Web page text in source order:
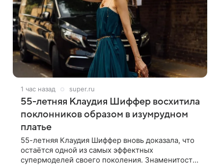
1 час назад super.ru
55-летняя Клаудия Шиффер восхитила
поклонников образом в изумрудном
платье
55-летняя Клаудия Шиффер вновь доказала, что
остаётся одной из самых эффектных
супермоделей своего поколения. Знаменитость